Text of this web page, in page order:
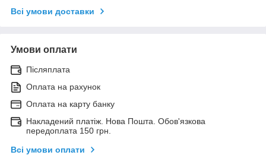
Всі умови доставки
Умови оплати
Післяплата
Оплата на рахунок
Оплата на карту банку
Накладений платіж. Нова Пошта. Обов'язкова
передоплата 150 грн.
Всі умови оплати